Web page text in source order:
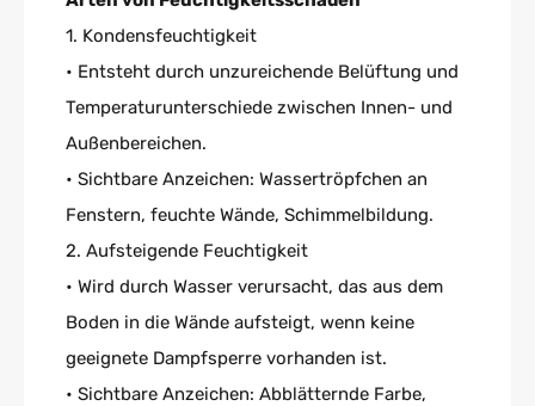
1. Kondensfeuchtigkeit
• Entsteht durch unzureichende Belüftung und
Temperaturunterschiede zwischen Innen- und
Außenbereichen.
• Sichtbare Anzeichen: Wassertröpfchen an
Fenstern, feuchte Wände, Schimmelbildung.
2. Aufsteigende Feuchtigkeit
• Wird durch Wasser verursacht, das aus dem
Boden in die Wände aufsteigt, wenn keine
geeignete Dampfsperre vorhanden ist.
• Sichtbare Anzeichen: Abblätternde Farbe,